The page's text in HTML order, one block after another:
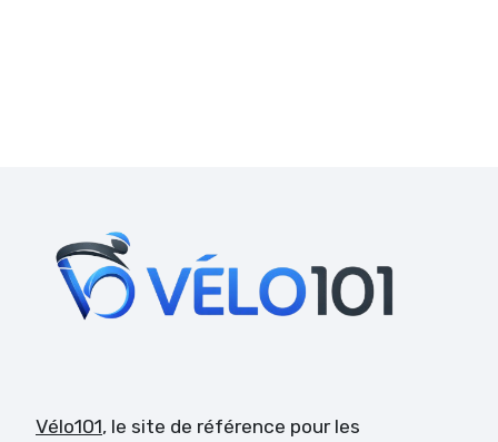
Vélo101, le site de référence pour les